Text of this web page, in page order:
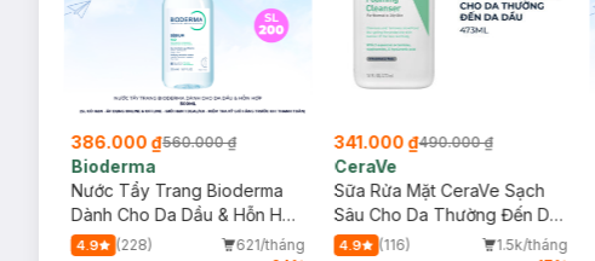
386.000 ₫560.000 ₫
Bioderma
Nước Tẩy Trang Bioderma
Dành Cho Da Dầu & Hỗn Hợp
500ml
4.9 (228)
621/tháng
341.000 ₫490.000 ₫
CeraVe
Sữa Rửa Mặt CeraVe Sạch
Sâu Cho Da Thường Đến Da
Dầu 473ml
4.9 (116)
1.5k/tháng